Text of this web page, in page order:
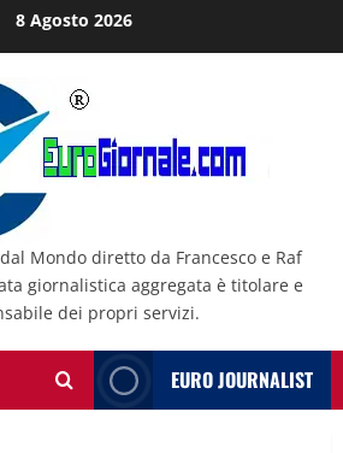
8 Agosto 2026
Mondo diretto da Francesco e Raf
giornalistica aggregata è titolare e
dei propri servizi.
EURO JOURNALIST